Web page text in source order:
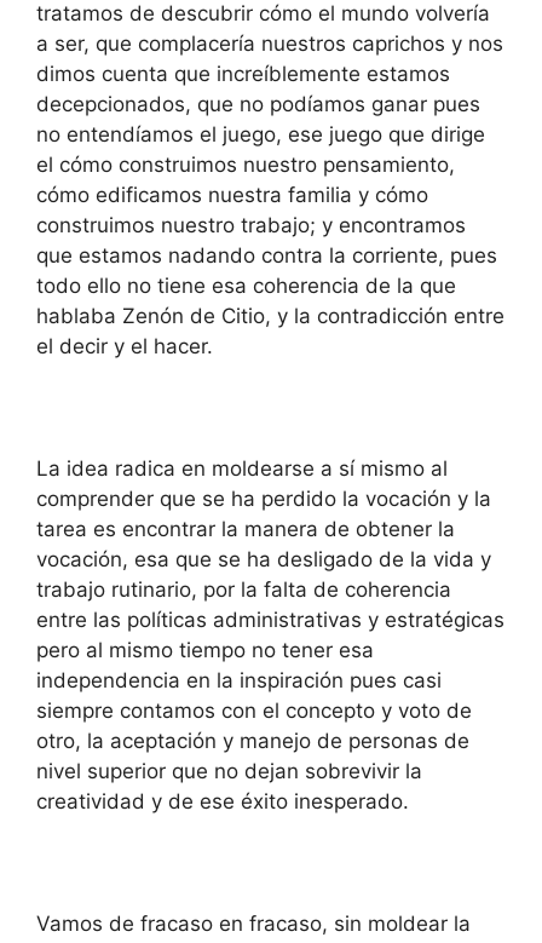
tratamos de descubrir cómo el mundo volvería
a ser, que complacería nuestros caprichos y nos
dimos cuenta que increíblemente estamos
decepcionados, que no podíamos ganar pues
no entendíamos el juego, ese juego que dirige
el cómo construimos nuestro pensamiento,
cómo edificamos nuestra familia y cómo
construimos nuestro trabajo; y encontramos
que estamos nadando contra la corriente, pues
todo ello no tiene esa coherencia de la que
hablaba Zenón de Citio, y la contradicción entre
el decir y el hacer.
La idea radica en moldearse a sí mismo al
comprender que se ha perdido la vocación y la
tarea es encontrar la manera de obtener la
vocación, esa que se ha desligado de la vida y
trabajo rutinario, por la falta de coherencia
entre las políticas administrativas y estratégicas
pero al mismo tiempo no tener esa
independencia en la inspiración pues casi
siempre contamos con el concepto y voto de
otro, la aceptación y manejo de personas de
nivel superior que no dejan sobrevivir la
creatividad y de ese éxito inesperado.
Vamos de fracaso en fracaso, sin moldear la